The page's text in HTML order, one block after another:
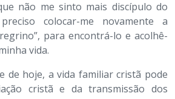
não me sinto mais discípulo do
colocar-me novamente a
para encontrá-lo e acolhê-
vida.
de hoje, a vida familiar cristã pode
cristã e da transmissão dos